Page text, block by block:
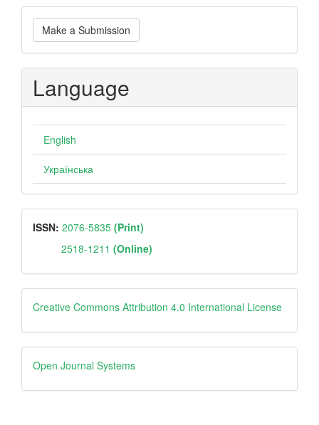
Make
a
Submission
Make a Submission
Language
English
Українська
ISSN
ISSN: 2076-5835 (Print)
2518-1211 (Online)
Creative
Creative Commons Attribution 4.0 International License
Open
Journal
Open Journal Systems